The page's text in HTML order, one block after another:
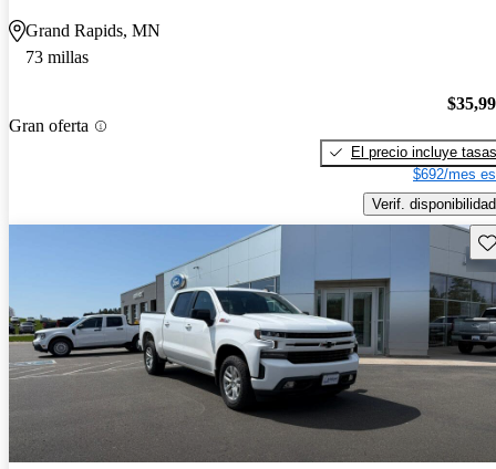
Grand Rapids, MN
73 millas
Gran oferta
El precio incluye tasas
$692/mes
Verif. disponibilidad